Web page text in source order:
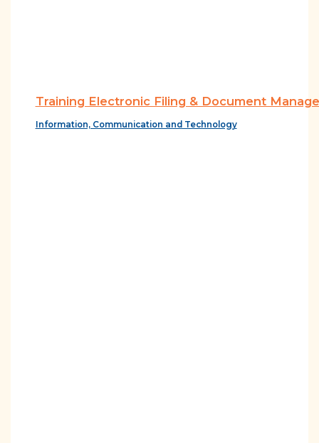
Training Electronic Filing & Document
Information, Communication and Technology